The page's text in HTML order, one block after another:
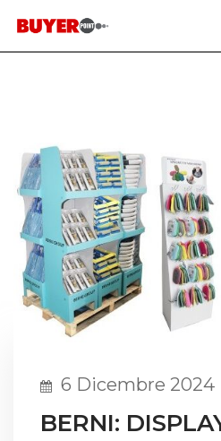
to
6 Dicembre 2024
BERNI: